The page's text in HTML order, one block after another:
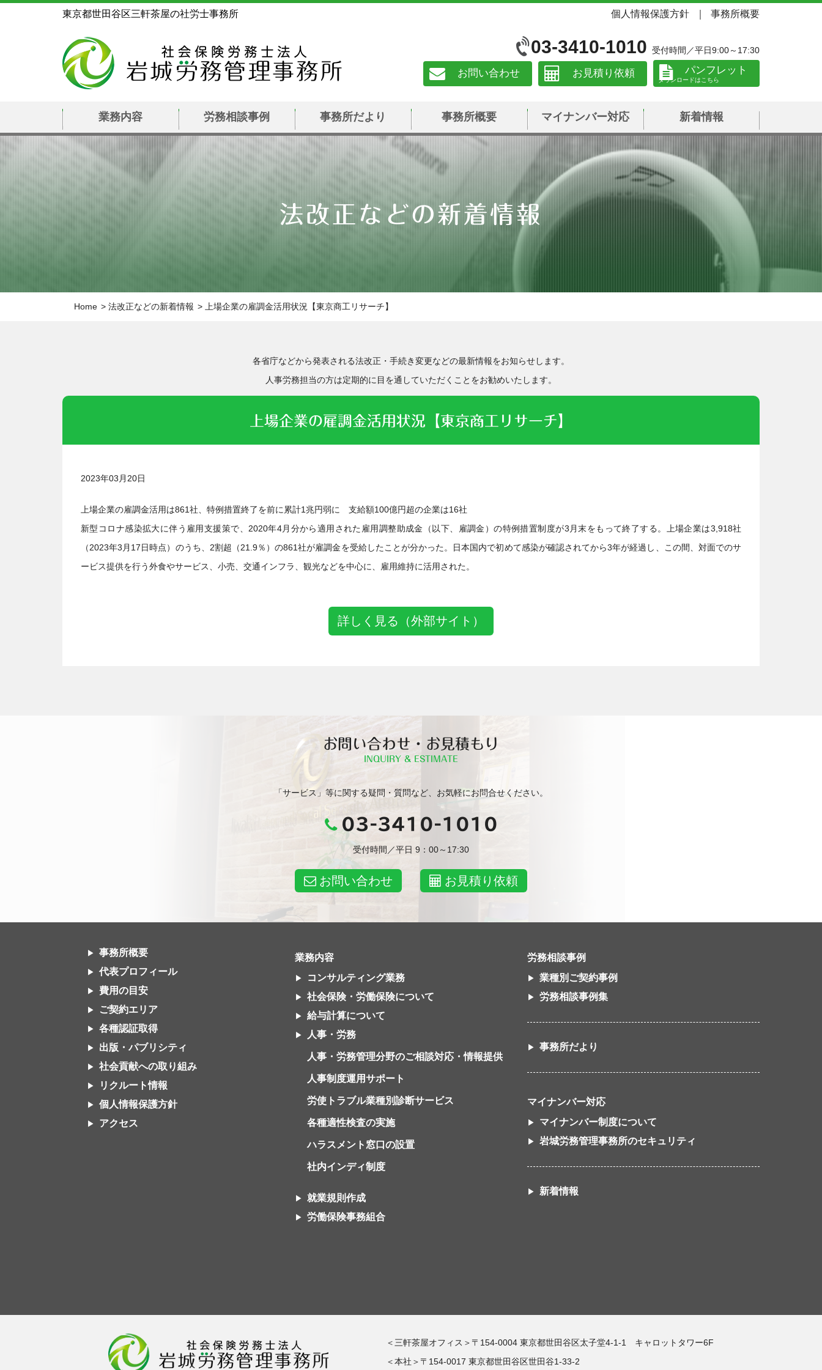
東京都世田谷区三軒茶屋の社労士事務所 個人情報保護方針 事務所概要
03-3410-1010 受付時間／平日9:00～17:30
お問い合わせ お見積り依頼 パンフレット
業務内容 労務相談事例 事務所だより 事務所概要 マイナンバー対応 新着情報
法改正などの新着情報
Home 法改正などの新着情報 上場企業の雇調金活用状況【東京商工リサーチ】
各省庁などから発表される法改正・手続き変更などの最新情報をお知らせします。
人事労務担当の方は定期的に目を通していただくことをお勧めいたします。
上場企業の雇調金活用状況【東京商工リサーチ】
2023年03月20日
上場企業の雇調金活用は861社、特例措置終了を前に累計1兆円弱に 支給額100億円超の企業は16社
新型コロナ感染拡大に伴う雇用支援策で、2020年4月分から適用された雇用調整助成金（以下、雇調金）の特例措置制度が3月末をもって終了する。上場企業は3,918社
（2023年3月17日時点）のうち、2割超（21.9％）の861社が雇調金を受給したことが分かった。日本国内で初めて感染が確認されてから3年が経過し、この間、対面でのサ
ービス提供を行う外食やサービス、小売、交通インフラ、観光などを中心に、雇用維持に活用された。
詳しく見る（外部サイト）
お問い合わせ・お見積もり
INQUIRY & ESTIMATE
「サービス」等に関する疑問・質問など、お気軽にお問合せください。
03-3410-1010
受付時間／平日 9：00～17:30
お問い合わせ お見積り依頼
事務所概要
代表プロフィール
費用の目安
ご契約エリア
各種認証取得
出版・パブリシティ
社会貢献への取り組み
リクルート情報
個人情報保護方針
アクセス
業務内容
コンサルティング業務
社会保険・労働保険について
給与計算について
人事・労務
人事・労務管理分野のご相談対応・情報提供
人事制度運用サポート
労使トラブル業種別診断サービス
各種適性検査の実施
ハラスメント窓口の設置
社内インディ制度
就業規則作成
労働保険事務組合
労務相談事例
業種別ご契約事例
労務相談事例集
事務所だより
マイナンバー対応
マイナンバー制度について
岩城労務管理事務所のセキュリティ
新着情報
＜三軒茶屋オフィス＞〒154-0004 東京都世田谷区太子堂4-1-1 キャロットタワー6F
＜本社＞〒154-0017 東京都世田谷区世田谷1-33-2